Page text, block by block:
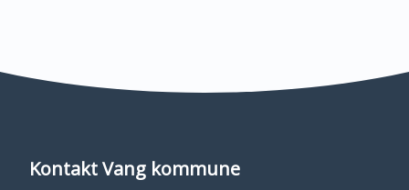
Kontakt Vang kommune